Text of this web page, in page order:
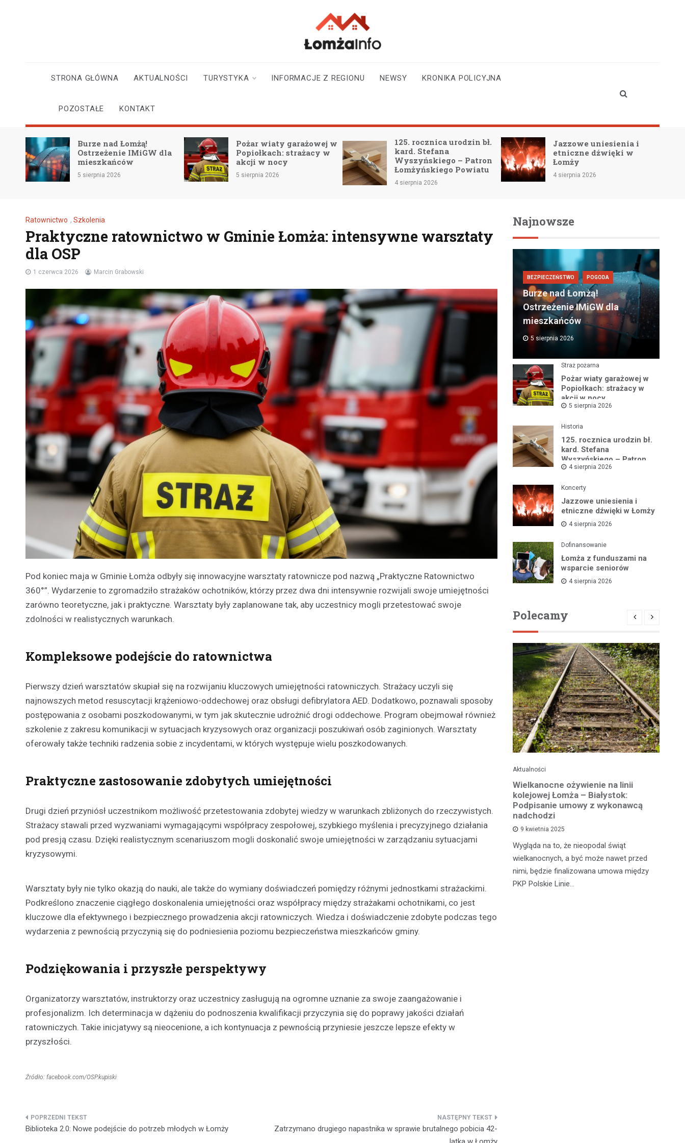
i okolicy
STRONA GŁÓWNA AKTUALNOŚCI TURYSTYKA INFORMACJE Z REGIONU NEWSY KRONIKA POLICYJNA
POZOSTAŁE KONTAKT
Burze nad Łomżą!
Ostrzeżenie IMiGW dla
mieszkańców
5 sierpnia 2026
Pożar wiaty garażowej w
Popiołkach: strażacy w
akcji w nocy
5 sierpnia 2026
125. rocznica urodzin bł.
kard. Stefana
Wyszyńskiego – Patron
Łomżyńskiego Powiatu
4 sierpnia 2026
Jazzowe uniesienia i
etniczne dźwięki w
Łomży
4 sierpnia 2026
Ratownictwo , Szkolenia
Praktyczne ratownictwo w Gminie Łomża: intensywne warsztaty
dla OSP
1 czerwca 2026 Marcin Grabowski
Pod koniec maja w Gminie Łomża odbyły się innowacyjne warsztaty ratownicze pod nazwą „Praktyczne Ratownictwo
360°”. Wydarzenie to zgromadziło strażaków ochotników, którzy przez dwa dni intensywnie rozwijali swoje umiejętności
zarówno teoretyczne, jak i praktyczne. Warsztaty były zaplanowane tak, aby uczestnicy mogli przetestować swoje
zdolności w realistycznych warunkach.
Kompleksowe podejście do ratownictwa
Pierwszy dzień warsztatów skupiał się na rozwijaniu kluczowych umiejętności ratowniczych. Strażacy uczyli się
najnowszych metod resuscytacji krążeniowo-oddechowej oraz obsługi defibrylatora AED. Dodatkowo, poznawali sposoby
postępowania z osobami poszkodowanymi, w tym jak skutecznie udrożnić drogi oddechowe. Program obejmował również
szkolenie z zakresu komunikacji w sytuacjach kryzysowych oraz organizacji poszukiwań osób zaginionych. Warsztaty
oferowały także techniki radzenia sobie z incydentami, w których występuje wielu poszkodowanych.
Praktyczne zastosowanie zdobytych umiejętności
Drugi dzień przyniósł uczestnikom możliwość przetestowania zdobytej wiedzy w warunkach zbliżonych do rzeczywistych.
Strażacy stawali przed wyzwaniami wymagającymi współpracy zespołowej, szybkiego myślenia i precyzyjnego działania
pod presją czasu. Dzięki realistycznym scenariuszom mogli doskonalić swoje umiejętności w zarządzaniu sytuacjami
kryzysowymi.
Warsztaty były nie tylko okazją do nauki, ale także do wymiany doświadczeń pomiędzy różnymi jednostkami strażackimi.
Podkreślono znaczenie ciągłego doskonalenia umiejętności oraz współpracy między strażakami ochotnikami, co jest
kluczowe dla efektywnego i bezpiecznego prowadzenia akcji ratowniczych. Wiedza i doświadczenie zdobyte podczas tego
wydarzenia z pewnością przyczynią się do podniesienia poziomu bezpieczeństwa mieszkańców gminy.
Podziękowania i przyszłe perspektywy
Organizatorzy warsztatów, instruktorzy oraz uczestnicy zasługują na ogromne uznanie za swoje zaangażowanie i
profesjonalizm. Ich determinacja w dążeniu do podnoszenia kwalifikacji przyczynia się do poprawy jakości działań
ratowniczych. Takie inicjatywy są nieocenione, a ich kontynuacja z pewnością przyniesie jeszcze lepsze efekty w
przyszłości.
Źródło: facebook.com/OSP.kupiski
Nawigacja
Biblioteka 2.0: Nowe podejście do potrzeb młodych w Łomży
Zatrzymano drugiego napastnika w sprawie brutalnego pobicia 42-
Najnowsze
BEZPIECZEŃSTWO POGODA
Burze nad Łomżą!
Ostrzeżenie IMiGW dla
mieszkańców
5 sierpnia 2026
Straż pożarna
Pożar wiaty garażowej w
Popiołkach: strażacy w
akcji w nocy
5 sierpnia 2026
Historia
125. rocznica urodzin bł.
kard. Stefana
Wyszyńskiego – Patron
Łomżyńskiego Powiatu
4 sierpnia 2026
Koncerty
Jazzowe uniesienia i
etniczne dźwięki w Łomży
4 sierpnia 2026
Dofinansowanie
Łomża z funduszami na
wsparcie seniorów
4 sierpnia 2026
Polecamy
noclegownia w Łomży chroni
najbardziej potrzebujących?
19 lutego 2025
Niska temperatura, która panuje za oknem,
dachu…
Aktualności
Wielkanocne ożywienie na linii
kolejowej Łomża – Białystok:
Podpisanie umowy z wykonawcą
nadchodzi
9 kwietnia 2025
Wygląda na to, że nieopodal świąt
wielkanocnych, a być może nawet przed
nimi, będzie finalizowana umowa między
PKP Polskie Linie…